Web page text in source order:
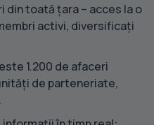
din toată țara – acces la o
activi, diversificați
1.200 de afaceri
de parteneriate,